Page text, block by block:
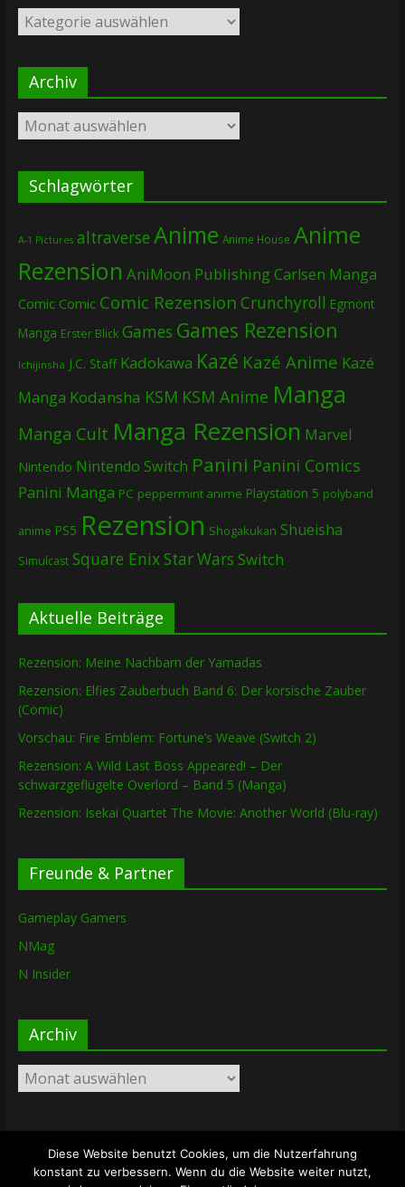
Kategorien
Archiv
Archiv
Schlagwörter
A-1 Pictures altraverse Anime Anime House Anime
Rezension AniMoon PublishingCarlsen Manga
Comic Comic Comic Rezension Crunchyroll Egmont
Manga Erster Blick Games Games Rezension
Ichijinsha J.C. Staff Kadokawa Kazé Kazé Anime Kazé
Manga Kodansha KSM KSM Anime Manga
Manga Cult Manga Rezension Marvel
Nintendo Nintendo Switch Panini Panini Comics
Panini Manga PC peppermint anime Playstation 5 polyband
anime PS5 Rezension Shogakukan Shueisha
Simulcast Square EnixStar Wars Switch
Aktuelle Beiträge
Rezension: Meine Nachbarn der Yamadas
Rezension: Elfies Zauberbuch Band 6: Der korsische Zauber
(Comic)
Vorschau: Fire Emblem: Fortune’s Weave (Switch 2)
Rezension: A Wild Last Boss Appeared! – Der
schwarzgeflügelte Overlord – Band 5 (Manga)
Rezension: Isekai Quartet The Movie: Another World (Blu-ray)
Freunde & Partner
Gameplay Gamers
NMag
N Insider
Archiv
Archiv
Copyright © 2026The Lost Dungeon. Alle Rechte vorbehalten.
Diese Website benutzt Cookies, um die Nutzerfahrung
konstant zu verbessern. Wenn du die Website weiter nutzt,